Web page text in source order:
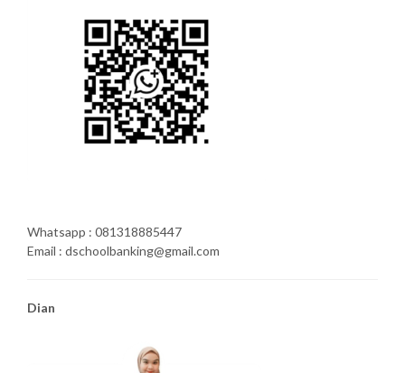
Whatsapp : 081318885447
Email : dschoolbanking@gmail.com
Dian